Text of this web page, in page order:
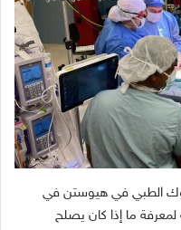
لوك الطبي في هيوستن في
ما إذا كان يصلح